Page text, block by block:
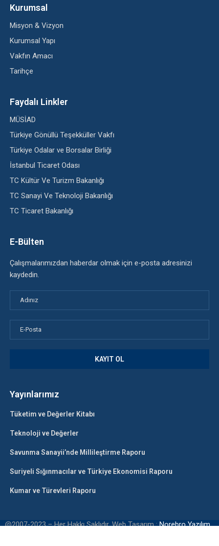
Kurumsal
Misyon & Vizyon
Kurumsal Yapı
Vakfın Amacı
Tarihçe
Faydalı Linkler
MÜSİAD
Türkiye Gönüllü Teşekküller Vakfı
Türkiye Odalar ve Borsalar Birliği
İstanbul Ticaret Odası
TC Kültür Ve Turizm Bakanlığı
TC Sanayi Ve Teknoloji Bakanlığı
TC Ticaret Bakanlığı
E-Bülten
Çalışmalarımızdan haberdar olmak için e-posta adresinizi
kaydedin.
Yayınlarımız
Tüketim ve Değerler Kitabı
Teknoloji ve Değerler
Savunma Sanayii’nde Millileştirme Raporu
Suriyeli Sığınmacılar ve Türkiye Ekonomisi Raporu
Kumar ve Türevleri Raporu
@2007-2023 – Her Hakkı Saklıdır. Web Tasarım :Norebro Yazılım